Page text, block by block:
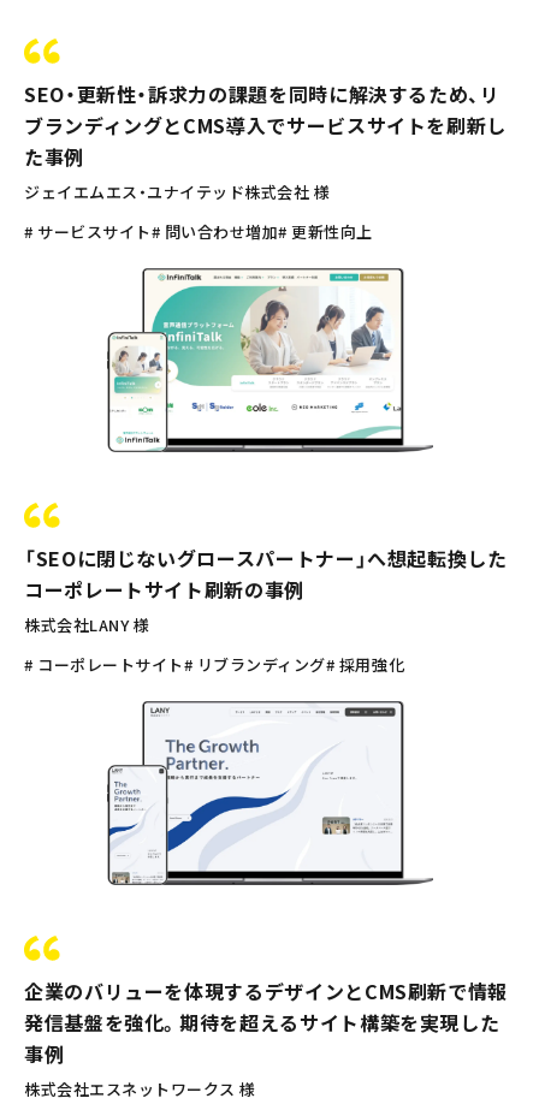
SEO・更新性・訴求力の課題を同時に解決するため、リ
ブランディングとCMS導入でサービスサイトを刷新し
た事例
ジェイエムエス・ユナイテッド株式会社 様
# サービスサイト# 問い合わせ増加# 更新性向上
「SEOに閉じないグロースパートナー」へ想起転換した
コーポレートサイト刷新の事例
株式会社LANY 様
# コーポレートサイト# リブランディング# 採用強化
企業のバリューを体現するデザインとCMS刷新で情報
発信基盤を強化。期待を超えるサイト構築を実現した
事例
株式会社エスネットワークス 様